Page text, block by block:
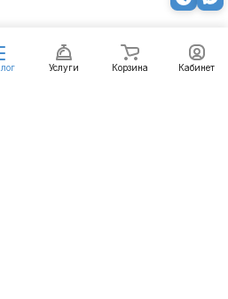
Услуги Корзина Кабинет